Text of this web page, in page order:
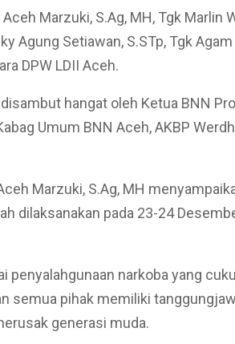
Marzuki, S.Ag, MH, Tgk Marlin
Agung Setiawan, S.STp, Tgk
DPW LDII Aceh.
hangat oleh Ketua BNN
Umum BNN Aceh, AKBP
Marzuki, S.Ag, MH
dilaksanakan pada 23-24
penyalahgunaan narkoba yang
semua pihak memiliki
generasi muda.